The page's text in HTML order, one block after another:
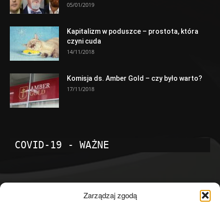
Zarządzaj zgodą
05/01/2019
Kapitalizm w poduszce – prostota, która
czyni cuda
14/11/2018
Komisja ds. Amber Gold – czy było warto?
17/11/2018
COVID-19 - WAŻNE